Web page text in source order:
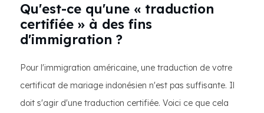
Qu'est-ce qu'une « traduction
certifiée » à des fins
d'immigration ?
Pour l'immigration américaine, une traduction de votre
certificat de mariage indonésien n'est pas suffisante. Il
doit s'agir d'une traduction certifiée. Voici ce que cela